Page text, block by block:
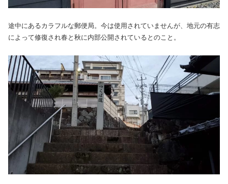
途中にあるカラフルな郵便局。今は使用されていませんが、地元の有志
によって修復され春と秋に内部公開されているとのこと。